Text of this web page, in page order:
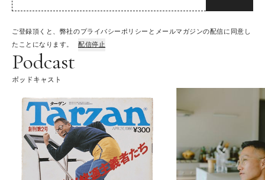
ご登録頂くと、弊社のプライバシーポリシーとメールマガジンの配信に同意し
たことになります。
配信停止
Podcast
ポッドキャスト